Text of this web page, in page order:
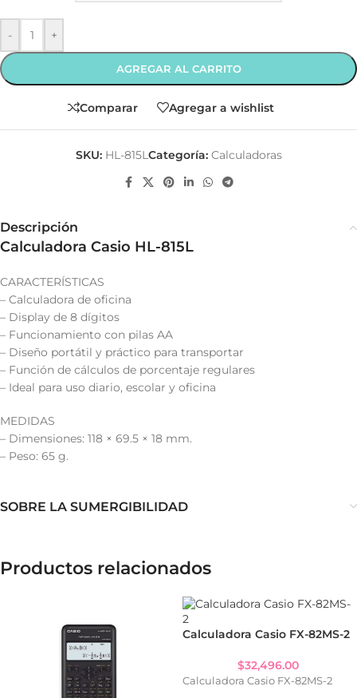
- +
AGREGAR AL CARRITO
Comparar Agregar a wishlist
SKU: HL-815LCategoría: Calculadoras
Descripción
Calculadora Casio HL-815L
CARACTERÍSTICAS
– Calculadora de oficina
– Display de 8 dígitos
– Funcionamiento con pilas AA
– Diseño portátil y práctico para transportar
– Función de cálculos de porcentaje regulares
– Ideal para uso diario, escolar y oficina
MEDIDAS
– Dimensiones: 118 × 69.5 × 18 mm.
– Peso: 65 g.
SOBRE LA SUMERGIBILIDAD
Productos relacionados
Calculadora Casio FX-82MS-2
$32,496.00
Calculadora Casio FX-82MS-2